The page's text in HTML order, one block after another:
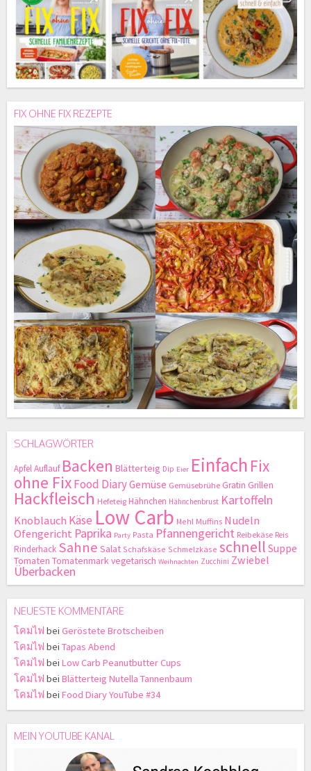
FIX OHNE FIX REZEPTE
SCHLAGWÖRTER
ApfelAuflauf Backen Blätterteig Dip Eier Einfach Fix
ohne FixFood DiaryGemüse Gemüsebrühe Gratin Grillen
Hackfleisch Hefeteig Hähnchen Hähnchenbrust Kartoffeln
Knoblauch Käse Low Carb Mehl Muffins Nudeln
Ofengericht Paprika Party Pasta Pfannengericht Reibekäse Reis
Rinderhack Sahne Salat Schafskäse Schmelzkäse schnell Suppe
Tomaten Tomatenmarkvegetarisch Weihnachten Zucchini Zwiebel
Überbacken
NEUESTE KOMMENTARE
โคมไฟ bei Geröstete Brotscheiben
โคมไฟ bei Tapas Abend
โคมไฟ bei Low Carb Peanutbutter Cups
โคมไฟ bei Blätterteig Nutella Tannenbaum
โคมไฟ bei Food Diary YouTube #34
MEIN YOUTUBE KANAL